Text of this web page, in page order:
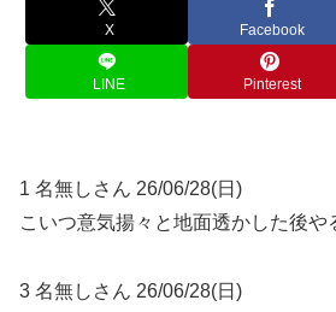
X Facebook
LINE Pinterest
1 名無しさん 26/06/28(日)
こいつ意気揚々と地面透かした後
3 名無しさん 26/06/28(日)